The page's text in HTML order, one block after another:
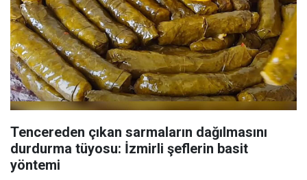
Tencereden çıkan sarmaların dağılmasını
durdurma tüyosu: İzmirli şeflerin basit
yöntemi